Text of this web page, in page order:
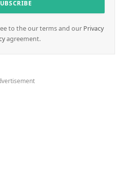
to the our terms and our Privacy
agreement.